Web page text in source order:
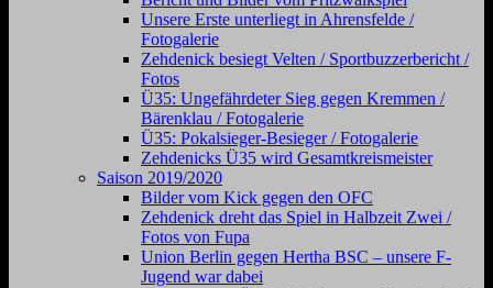
Unsere Erste unterliegt in Ahrensfelde /
Fotogalerie
Zehdenick besiegt Velten / Sportbuzzerbericht /
Fotos
Ü35: Ungefährdeter Sieg gegen Kremmen /
Bärenklau / Fotogalerie
Ü35: Pokalsieger-Besieger / Fotogalerie
Zehdenicks Ü35 wird Gesamtkreismeister
Saison 2019/2020
Bilder vom Kick gegen den OFC
Zehdenick dreht das Spiel in Halbzeit Zwei /
Fotos von Fupa
Union Berlin gegen Hertha BSC – unsere F-
Jugend war dabei